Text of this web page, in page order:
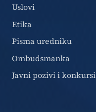
Uslovi
Etika
Pisma uredniku
Ombudsmanka
Javni pozivi i konkursi